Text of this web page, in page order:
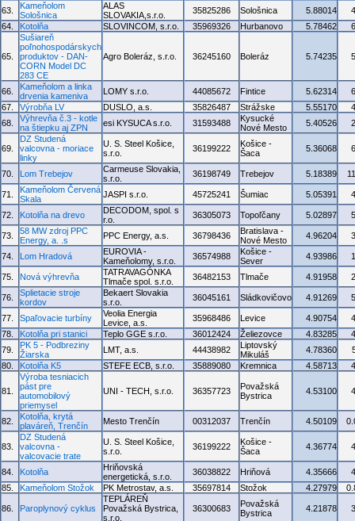
63.
Kameňolom
Sološnica
ALAS
SLOVAKIA,s.r.o.
35825286 Sološnica 5.88014
64.
Kotolňa SLOVINCOM, s.r.o. 35969326 Hurbanovo 5.78462
65.
Sušiareň
poľnohospodárskych
produktov - DAN-
CORN Model DC
283 CE
Agro Boleráz, s.r.o. 36245160 Boleráz 5.74235
66.
Kameňolom a linka
drvenia kameniva
LOMY s.r.o. 44085672 Fintice 5.62314
67.
Výrobňa LV DUSLO, a.s. 35826487 Strážske 5.55170
68.
Výhrevňa č.3 - kotle
na štiepku aj ZPN
esi KYSUCA s.r.o. 31593488
Kysucké
Nové Mesto
5.40526
69.
DZ Studená
valcovna - moriace
linky
U. S. Steel Košice,
s.r.o.
36199222
Košice -
Šaca
5.36068
70. Lom Trebejov
Carmeuse Slovakia,
s.r.o.
36198749 Trebejov 5.18389
71.
Kameňolom Červená
Skala
JASPI s.r.o. 45725241 Šumiac 5.05391
72. Kotolňa na drevo
DECODOM, spol. s
r.o.
36305073 Topoľčany 5.02897
73.
58 MW zdroj PPC
Energy, a. .s
PPC Energy, a.s. 36798436
Bratislava -
Nové Mesto
4.96204
74. Lom Hradová
EUROVIA -
Kameňolomy, s.r.o.
36574988
Košice -
Sever
4.93986
75. Nová výhrevňa
TATRAVAGÓNKA
Tlmače spol. s.r.o.
36482153 Tlmače 4.91958
76.
Splietacie stroje
kordov
Bekaert Slovakia
s.r.o.
36045161 Sládkovičovo 4.91269
77. Spaľovacie turbíny
Veolia Energia
Levice, a.s.
35968486 Levice 4.90754
78.
Kotolňa pri stanici Teplo GGE s.r.o. 36012424 Želiezovce 4.83285
79.
PK 5 - Podbreziny
Žiarska
LMT, a.s. 44438982
Liptovský
Mikuláš
4.78360
80.
Kotolňa K5 STEFE ECB, s.r.o. 35889080 Kremnica 4.58713
81.
Výroba tesniacich
pást pre
automobilový
priemysel
UNI - TECH, s.r.o. 36357723
Považská
Bystrica
4.53100
82.
Kotolňa, krytá
plaváreň, Trenčín
Mesto Trenčín 00312037 Trenčín 4.50109
83.
DZ Studená
valcovna -
valcovacie trate
U. S. Steel Košice,
s.r.o.
36199222
Košice -
Šaca
4.36774
84. Kotolňa
Hriňovská
energetická, s.r.o.
36038822 Hriňová 4.35666
85.
Kameňolom Stožok PK Metrostav, a.s. 35697814 Stožok 4.27979
86. Paroplynový cyklus
TEPLÁREŇ
Považská Bystrica,
s.r.o.
36300683
Považská
Bystrica
4.21878